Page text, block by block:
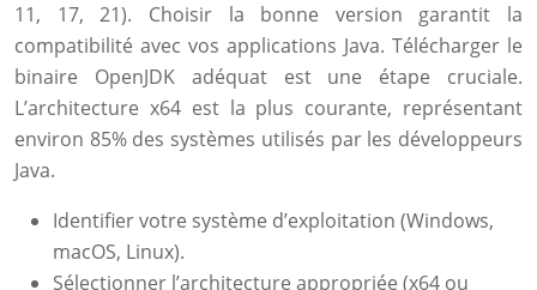
11, 17, 21). Choisir la bonne version garantit la
compatibilité avec vos applications Java. Télécharger le
binaire OpenJDK adéquat est une étape cruciale.
L’architecture x64 est la plus courante, représentant
environ 85% des systèmes utilisés par les développeurs
Java.
Identifier votre système d’exploitation (Windows,
macOS, Linux).
Sélectionner l’architecture appropriée (x64 ou